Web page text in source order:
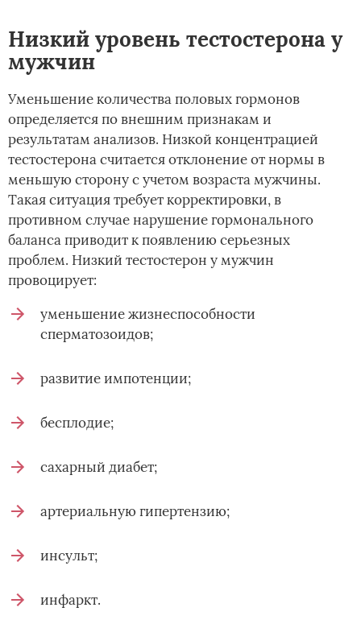
Низкий уровень тестостерона у
мужчин
Уменьшение количества половых гормонов
определяется по внешним признакам и
результатам анализов. Низкой концентрацией
тестостерона считается отклонение от нормы в
меньшую сторону с учетом возраста мужчины.
Такая ситуация требует корректировки, в
противном случае нарушение гормонального
баланса приводит к появлению серьезных
проблем. Низкий тестостерон у мужчин
провоцирует:
уменьшение жизнеспособности
сперматозоидов;
развитие импотенции;
бесплодие;
сахарный диабет;
артериальную гипертензию;
инсульт;
инфаркт.